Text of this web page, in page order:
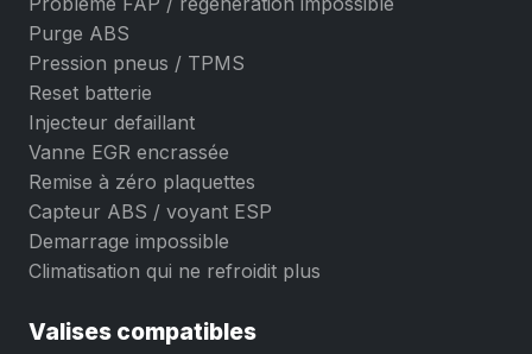
Purge ABS
Pression pneus / TPMS
Reset batterie
Injecteur defaillant
Vanne EGR encrassée
Remise à zéro plaquettes
Capteur ABS / voyant ESP
Demarrage impossible
Climatisation qui ne refroidit plus
Valises compatibles